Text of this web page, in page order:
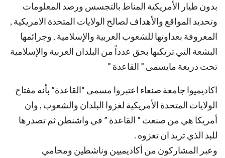
بدون طيار الأمريكية المناط بالتجسس ورصد المعلومات
وتحديد المواقع والأهداف لصالح الولايات المتحدة الامريكية ,
المعروفة بعداوتها للشعوب العربية والإسلامية , وجرائمها
البشعة التي ترتكبها بحق عدداً من البلدان العربية والإسلامية
تحت ذريعة مايسمى ” القاعدة ”
اكاديميوا جامعة صنعاء اعتبروا مسمى “القاعدة” بأنه مفتاح
الولايات المتحدة الأمريكية لغزوا البلدان والشعوب , وان
أمريكا هي من صنعت ” القاعدة ” في واشنطن ثم تصدرها
للبد الذي تريد ان تغزوه .
وعبر المشاركون من أكاديميين وناشطين ومحامي